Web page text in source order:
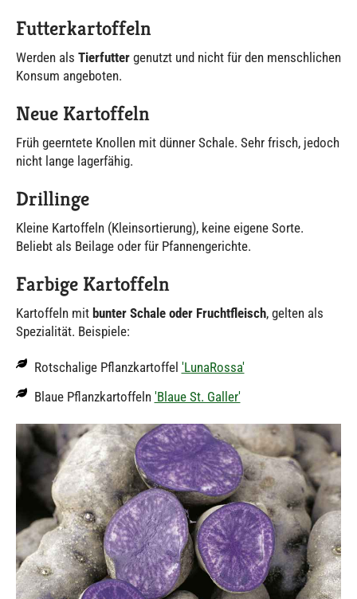
Futterkartoffeln
Werden als Tierfutter genutzt und nicht für den menschlichen
Konsum angeboten.
Neue Kartoffeln
Früh geerntete Knollen mit dünner Schale. Sehr frisch, jedoch
nicht lange lagerfähig.
Drillinge
Kleine Kartoffeln (Kleinsortierung), keine eigene Sorte.
Beliebt als Beilage oder für Pfannengerichte.
Farbige Kartoffeln
Kartoffeln mit bunter Schale oder Fruchtfleisch, gelten als
Spezialität. Beispiele:
Rotschalige Pflanzkartoffel 'LunaRossa'
Blaue Pflanzkartoffeln 'Blaue St. Galler'